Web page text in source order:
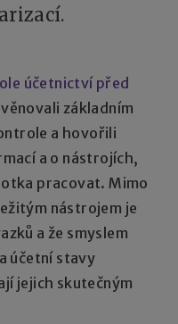
účetnictví před
věnovali základním
a hovořili
a o nástrojích,
pracovat. Mimo
nástrojem je
a že smyslem
účetní stavy
jejich skutečným